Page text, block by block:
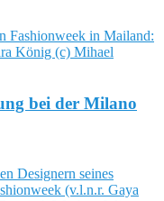
bei der Milano